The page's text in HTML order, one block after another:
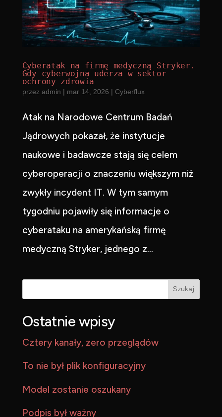
Cyberatak na firmę medyczną Stryker.
Gdy cyberwojna uderza w sektor
ochrony zdrowia
przez admin | mar 14, 2026 | Cyberflux
Atak na Narodowe Centrum Badań
Jądrowych pokazał, że instytucje
naukowe i badawcze stają się celem
cyberoperacji o znaczeniu większym niż
zwykły incydent IT. W tym samym
tygodniu pojawiły się informacje o
cyberataku na amerykańską firmę
medyczną Stryker, jednego z...
Szukaj
Ostatnie wpisy
Cztery kanały, zero przeglądów
To nie był plik konfiguracyjny
Model zostanie oszukany
Podpis był ważny